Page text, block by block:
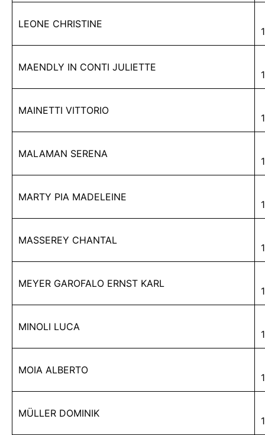
LEONE CHRISTINE
MAENDLY IN CONTI JULIETTE
MAINETTI VITTORIO
MALAMAN SERENA
MARTY PIA MADELEINE
MASSEREY CHANTAL
MEYER GAROFALO ERNST KARL
MINOLI LUCA
MOIA ALBERTO
MÜLLER DOMINIK